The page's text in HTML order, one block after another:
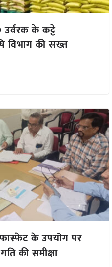
के कट्टे
विभाग की सख्त
के उपयोग पर
की समीक्षा